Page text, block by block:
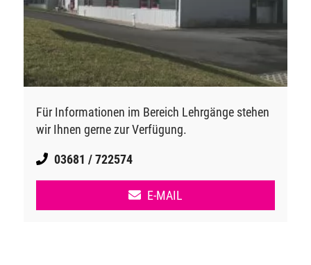
Für Informationen im Bereich Lehrgänge stehen
wir Ihnen gerne zur Verfügung.
03681 / 722574
E-MAIL